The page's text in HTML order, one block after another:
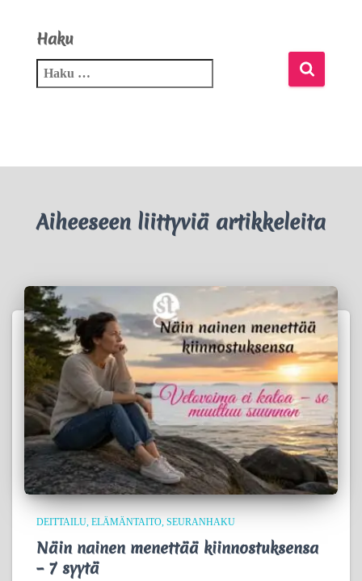
Haku
Aiheeseen liittyviä artikkeleita
DEITTAILU ELÄMÄNTAITO SEURANHAKU
Näin nainen menettää kiinnostuksensa
– 7 syytä